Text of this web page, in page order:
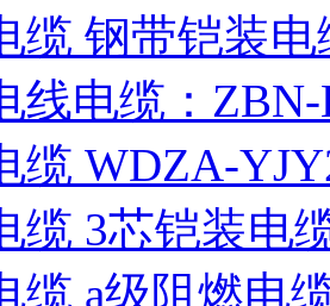
缆 钢带铠装
线电缆：
缆 WDZA-
缆 3芯铠装电
缆 a级阻燃电